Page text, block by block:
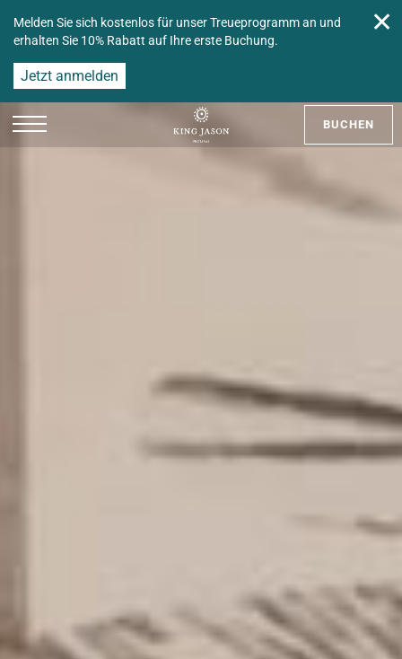
Melden Sie sich kostenlos für unser Treueprogramm an und
erhalten Sie 10% Rabatt auf Ihre erste Buchung.
Jetzt anmelden
✕
BUCHEN